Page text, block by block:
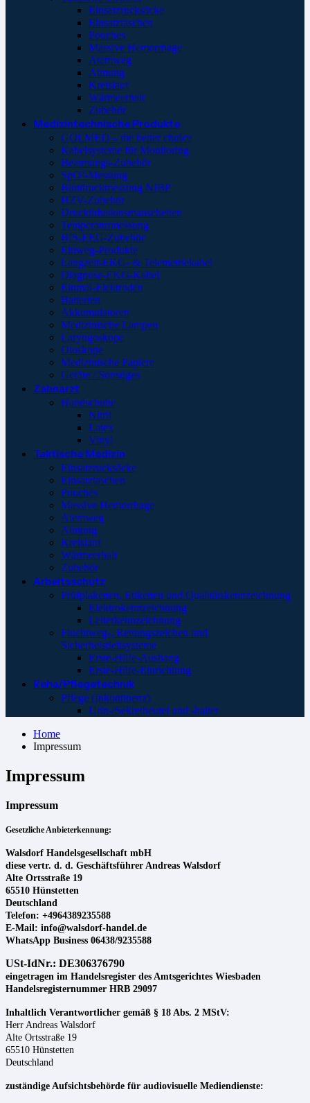
Einsatzrucksäcke
Einsatztaschen
Pouches
Massive Hemorrhage
Atemweg
Atmung
Kreislauf
Wärmeerhalt
Zubehör
Medizintechnische Produkte
GOLMED – the better choice
Kabelsysteme für Monitoring
Beatmungs-Zubehör
SpO²-Messung
Blutdruckmessung NIBP
HZV-Zubehör
Druckinfusionsmanschetten
Temperaturmessung
BIS-EEG-Zubehör
Einweg-Produkte
Langzeit-EKG- & Telemetriekabel
Diagnose-EKG-Kabel
Einmal-Elektroden
Batterien
Akkumulatoren
Medizinische Lampen
Laryngoskope
Otoskope
Medizinische Papiere
Geräte / Sonstiges
Zahnarzt
Handschuhe
Nitril
Latex
Vinyl
Taktische Medizin
Einsatzrucksäcke
Einsatztaschen
Pouches
Massive Hemorrhage
Atemweg
Atmung
Kreislauf
Wärmeerhalt
Zubehör
Arbeitsschutz
Prüfplaketten, Etiketten und Qualitätskennzeichnung
Elektrokennzeichnung
Leiterkennzeichnung
Fluchtweg-, Rettungszeichen und
Sicherheistleitsysteme
Erste-Hilfe-Aushang
Erste-Hilfe-Einrichtung
Reha/Pflegetechnik
Pflege (Inkontinenz)
Urin-/Sekretbeutel und -halter
Home
Impressum
Impressum
Impressum
Gesetzliche Anbieterkennung:
Walsdorf Handelsgesellschaft mbH
diese vertr. d. d. Geschäftsführer Andreas Walsdorf
Alte Ortsstraße 19
65510 Hünstetten
Deutschland
Telefon: +4964389235588
E-Mail: info@walsdorf-handel.de
WhatsApp Business 06438/9235588
USt-IdNr.: DE306376790
eingetragen im Handelsregister des Amtsgerichtes Wiesbaden
Handelsregisternummer HRB 29097
Inhaltlich Verantwortlicher gemäß § 18 Abs. 2 MStV:
Herr Andreas Walsdorf
Alte Ortsstraße 19
65510 Hünstetten
Deutschland
zuständige Aufsichtsbehörde für audiovisuelle Mediendienste: